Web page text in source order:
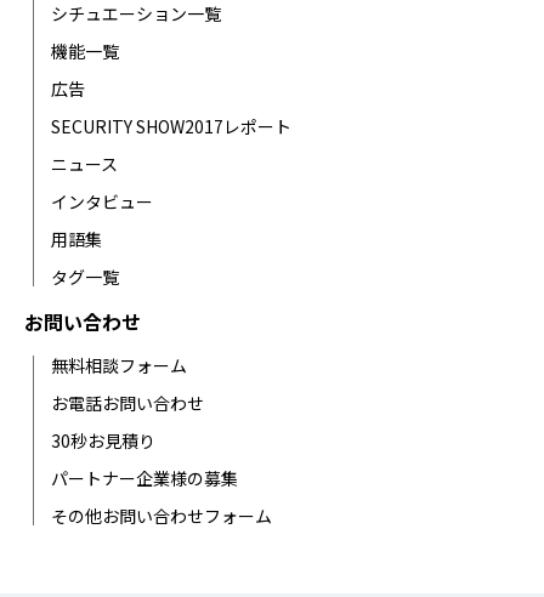
シチュエーション一覧
機能一覧
広告
SECURITY SHOW2017レポート
ニュース
インタビュー
用語集
タグ一覧
お問い合わせ
無料相談フォーム
お電話お問い合わせ
30秒お見積り
パートナー企業様の募集
その他お問い合わせフォーム